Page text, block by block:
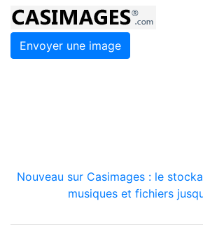
Envoyer une image
Nouveau sur Casimages : le
musiques et fichiers